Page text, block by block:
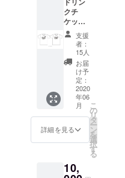
いただ
く際に
『上乗
せ支
援』を
するこ
とがで
きま
す。 宜
しけれ
ば、リ
ターン
の額に
上乗せ
すと大
際はご
本人様
確認を
させて
頂きま
ケット
はどな
たでも
使用可
テッ
カーは
現在制
ジです)
クチ
ケット
20枚 オ
リジナ
ルTシャ
ツ 1枚
ステッ
カー 1
ケット
はご本
人様以
外でも
使用可
能) (T
ツ・ス
テッ
支援
者：
15人
お届
け予
定：
2020
年06
月
詳細を見る
こ
の
リ
タ
ー
ン
を
選
択
す
る
10,